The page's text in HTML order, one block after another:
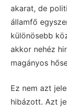
akarat, de
államfő
különösebb
akkor nehéz
magányos
Ez nem azt
hibázott. Azt